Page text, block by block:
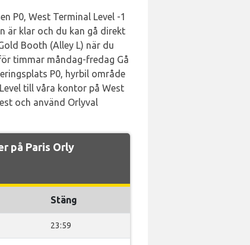
P0, West Terminal Level -1
är klar och du kan gå direkt
Booth (Alley L) när du
timmar måndag-fredag Gå
P0, hyrbil område
till våra kontor på West
och använd Orlyval
på Paris Orly
Stäng
23:59